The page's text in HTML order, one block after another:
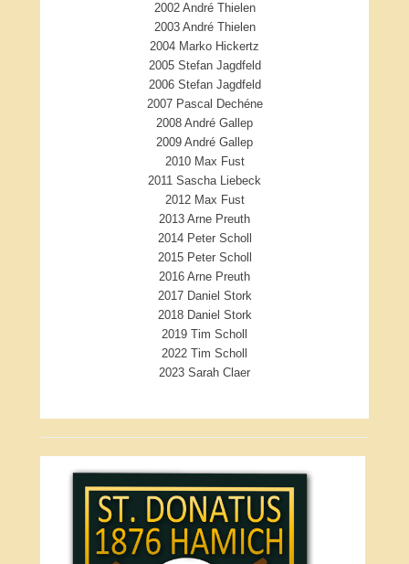
2002 André Thielen
2003 André Thielen
2004 Marko Hickertz
2005 Stefan Jagdfeld
2006 Stefan Jagdfeld
2007 Pascal Dechéne
2008 André Gallep
2009 André Gallep
2010 Max Fust
2011 Sascha Liebeck
2012 Max Fust
2013 Arne Preuth
2014 Peter Scholl
2015 Peter Scholl
2016 Arne Preuth
2017 Daniel Stork
2018 Daniel Stork
2019 Tim Scholl
2022 Tim Scholl
2023 Sarah Claer